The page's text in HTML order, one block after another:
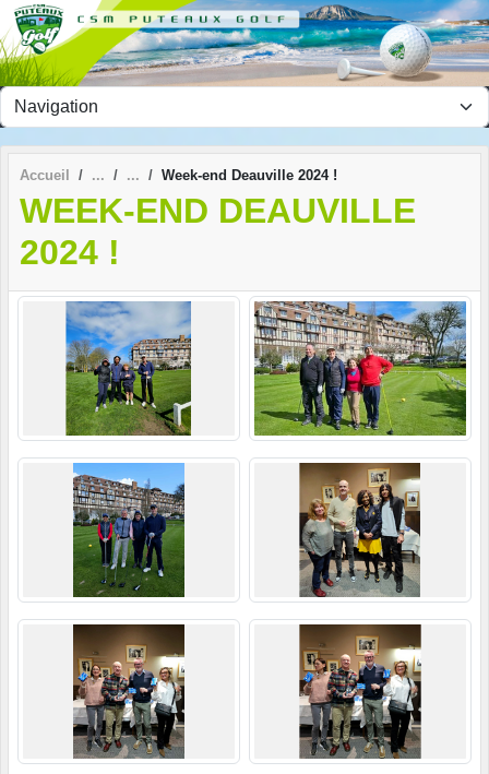
Accueil Week-end Deauville 2024 !
WEEK-END DEAUVILLE
2024 !
Panneau de gestion des cookies